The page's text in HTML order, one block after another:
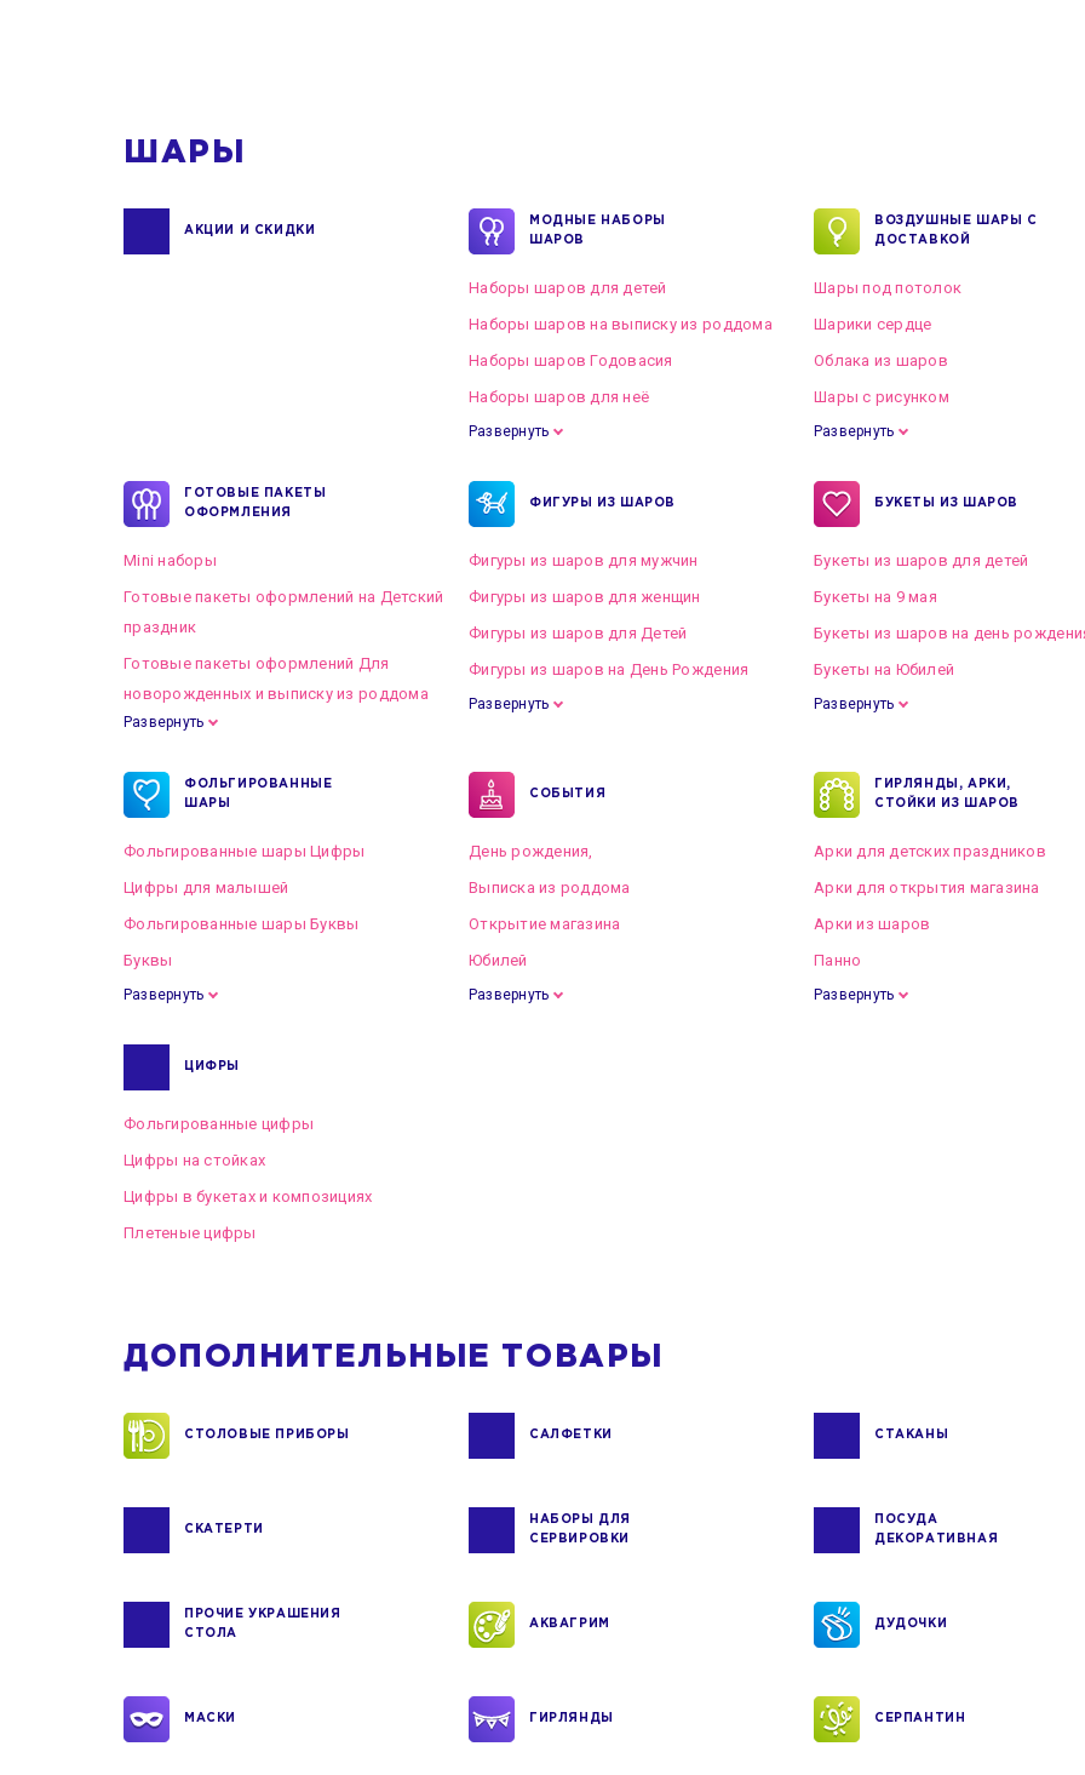
ШАРЫ
АКЦИИ И СКИДКИ
МОДНЫЕ НАБОРЫ
ШАРОВ
Наборы шаров для детей
Наборы шаров на выписку из роддома
Наборы шаров Годовасия
Наборы шаров для неё
Развернуть
ВОЗДУШНЫЕ ШАРЫ С
ДОСТАВКОЙ
Шары под потолок
Шарики сердце
Облака из шаров
Шары с рисунком
Развернуть
ГОТОВЫЕ ПАКЕТЫ
ОФОРМЛЕНИЯ
Mini наборы
Готовые пакеты оформлений на Детский
праздник
Готовые пакеты оформлений Для
новорожденных и выписку из роддома
Готовые пакеты оформлений на Свадьбу
Развернуть
ФИГУРЫ ИЗ ШАРОВ
Фигуры из шаров для мужчин
Фигуры из шаров для женщин
Фигуры из шаров для Детей
Фигуры из шаров на День Рождения
Развернуть
БУКЕТЫ ИЗ ШАРОВ
Букеты из шаров для детей
Букеты на 9 мая
Букеты из шаров на день
Букеты на Юбилей
Развернуть
ФОЛЬГИРОВАННЫЕ
ШАРЫ
Фольгированные шары Цифры
Цифры для малышей
Фольгированные шары Буквы
Буквы
Развернуть
СОБЫТИЯ
День рождения,
Выписка из роддома
Открытие магазина
Юбилей
Развернуть
ГИРЛЯНДЫ, АРКИ,
СТОЙКИ ИЗ ШАРОВ
Арки для детских праздников
Арки для открытия магазина
Арки из шаров
Панно
Развернуть
ЦИФРЫ
Фольгированные цифры
Цифры на стойках
Цифры в букетах и композициях
Плетеные цифры
ДОПОЛНИТЕЛЬНЫЕ ТОВАРЫ
СТОЛОВЫЕ ПРИБОРЫ САЛФЕТКИ СТАКАНЫ
СКАТЕРТИ
НАБОРЫ ДЛЯ
СЕРВИРОВКИ
ПОСУДА
ДЕКОРАТИВНАЯ
ПРОЧИЕ УКРАШЕНИЯ
СТОЛА
АКВАГРИМ ДУДОЧКИ
МАСКИ ГИРЛЯНДЫ СЕРПАНТИН